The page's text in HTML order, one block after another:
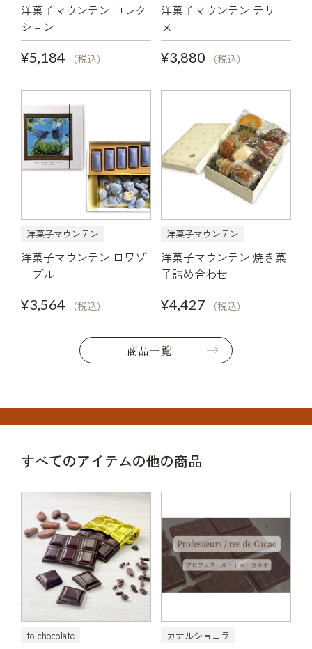
洋菓子マウンテン コレク
ション
¥5,184
(税込)
洋菓子マウンテン テリー
ヌ
¥3,880
(税込)
洋菓子マウンテン
洋菓子マウンテン ロワゾ
ーブルー
¥3,564
(税込)
洋菓子マウンテン
洋菓子マウンテン 焼き菓
子詰め合わせ
¥4,427
(税込)
商品一覧
すべてのアイテムの他の商品
to chocolate カナルショコラ